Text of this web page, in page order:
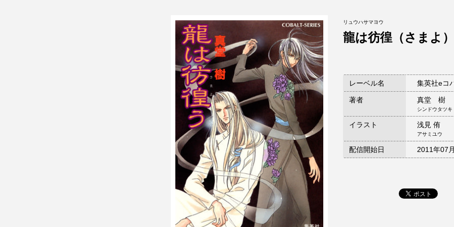
リュウハサマヨウ
龍は彷徨（さまよ
レーベル名 集英社eコ
著者 真堂 樹
シンドウタツキ
イラスト 浅見 侑
アサミユウ
配信開始日 2011年07